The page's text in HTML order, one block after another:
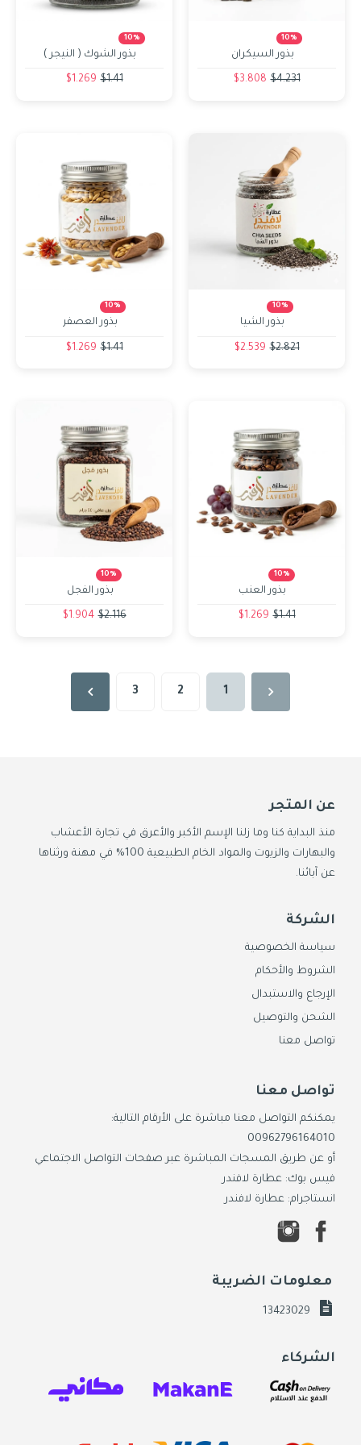
10%
بذور السيكران
$4.231
$3.808
10%
بذور الشوك ( النيجر )
$1.41
$1.269
10%
بذور الشيا
$2.821
$2.539
10%
بذور العصفر
$1.41
$1.269
10%
بذور العنب
$1.41
$1.269
10%
بذور الفجل
$2.116
$1.904
1
2
3
عن المتجر
منذ البداية كنا وما زلنا الإسم الأكبر والأعرق في تجارة الأعشاب
والبهارات والزيوت والمواد الخام الطبيعية 100% في مهنة ورثناها
عن آبائنا.
الشركة
سياسة الخصوصية
الشروط والأحكام
الإرجاع والاستبدال
الشحن والتوصيل
تواصل معنا
تواصل معنا
يمكنكم التواصل معنا مباشرة على الأرقام التالية:
00962796164010
أو عن طريق المسجات المباشرة عبر صفحات التواصل الاجتماعي
فيس بوك: عطارة لافندر
انستاجرام: عطارة لافندر
معلومات الضريبة
13423029
الشركاء